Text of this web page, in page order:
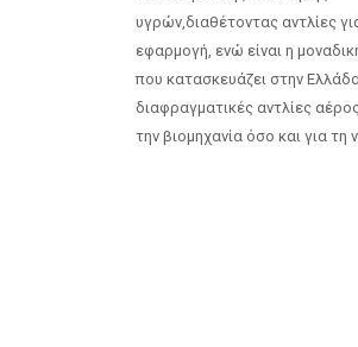
υγρών,διαθέτοντας αντλίες
εφαρμογή, ενώ είναι η
που κατασκευάζει στην
διαφραγματικές αντλίες
την βιομηχανία όσο και για τη